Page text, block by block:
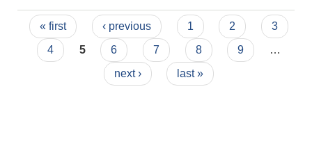
Pages
« first ‹ previous 1 2
3
4
5 6 7 8 9
…
next ›
last »